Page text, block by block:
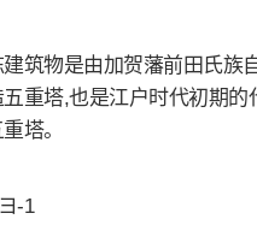
筑物是由加贺藩前田氏族
重塔,也是江户时代初期的
塔。
-1